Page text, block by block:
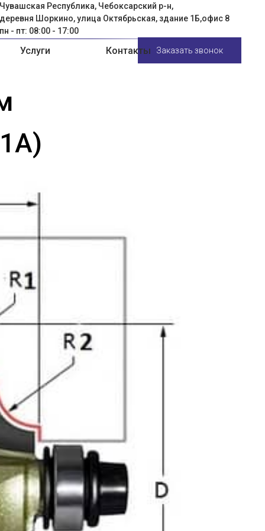
Чувашская Республика, Чебоксарский р-н,
деревня Шоркино, улица Октябрьская, здание 1Б,офис 8
пн - пт: 08:00 - 17:00
Заказать звонок
Услуги Контакты